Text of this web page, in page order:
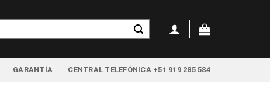
GARANTÍA CENTRAL TELEFÓNICA +51 919 285 584